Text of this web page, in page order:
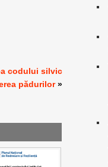
codului silvic
pădurilor»